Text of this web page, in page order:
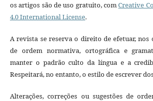
os artigos são de uso gratuito, comCreative
4.0 International License.
A revista se reserva o direito de efetuar, nos
de ordem normativa, ortográfica e
manter o padrão culto da língua e a
Respeitará, no entanto, o estilo de escrever
Alterações, correções ou sugestões de